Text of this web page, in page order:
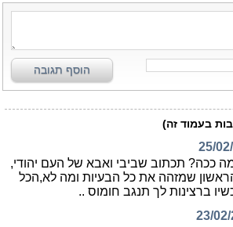
הוסף תגובה
בעמוד זה)
25/
ככה? תכתוב שביבי ואבא של העם יהודי,
שמזהה את כל הבעיות ומה לא,הכל
ברצינות לך תנגב חומוס ..
23/